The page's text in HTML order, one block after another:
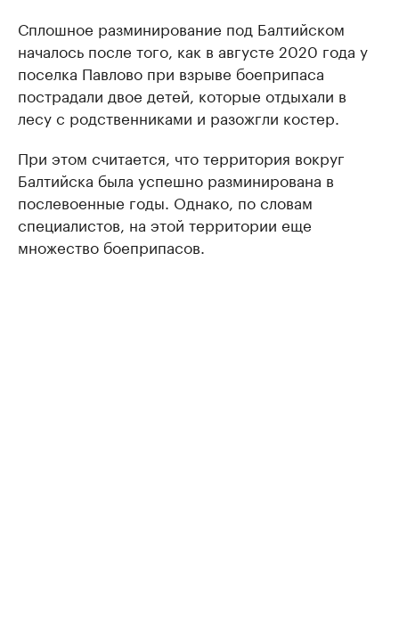
Сплошное разминирование под Балтийском
началось после того, как в августе 2020 года у
поселка Павлово при взрыве боеприпаса
пострадали двое детей, которые отдыхали в
лесу с родственниками и разожгли костер.
При этом считается, что территория вокруг
Балтийска была успешно разминирована в
послевоенные годы. Однако, по словам
специалистов, на этой территории еще
множество боеприпасов.